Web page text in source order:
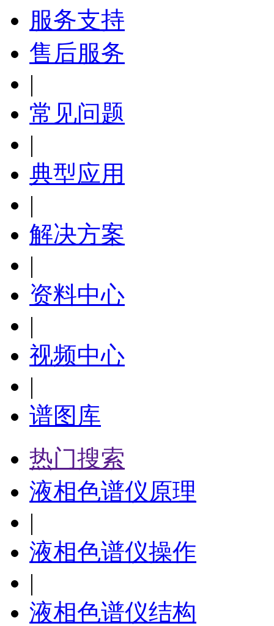
服务支持
售后服务
|
常见问题
|
典型应用
|
解决方案
|
资料中心
|
视频中心
|
谱图库
热门搜索
液相色谱仪原理
|
液相色谱仪操作
|
液相色谱仪结构